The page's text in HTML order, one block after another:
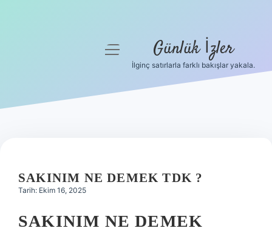
Hakkımızda
menüyü
Günlük İzler
İlginç satırlarla farklı bakışlar yakala.
SAKINIM NE DEMEK TDK ?
Tarih: Ekim 16, 2025
SAKINIM NE DEMEK